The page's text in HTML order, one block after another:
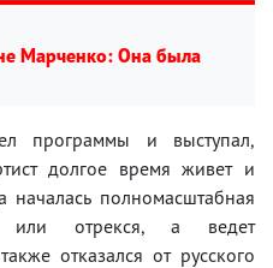
Марченко: Она была
программы и выступал,
долгое время живет и
началась полномасштабная
отрекся, а ведет
отказался от русского